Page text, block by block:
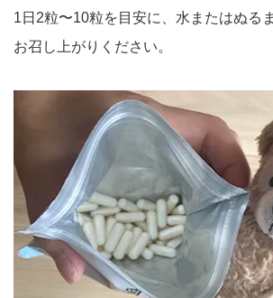
1日2粒〜10粒を目安に、水またはぬる
お召し上がりください。